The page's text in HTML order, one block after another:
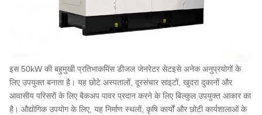
इस 50kW की बहुमुखी प्रतिभाकमिंस डीजल जेनरेटर सेटइसे अनेक अनुप्रयोगों के
लिए उपयुक्त बनाता है। यह छोटे अस्पतालों, दूरसंचार साइटों, खुदरा दुकानों और
आवासीय परिसरों के लिए बैकअप पावर प्रदान करने के लिए बिल्कुल उपयुक्त आकार का
है। औद्योगिक उपयोग के लिए, यह निर्माण स्थलों, कृषि कार्यों और छोटी कार्यशालाओं के